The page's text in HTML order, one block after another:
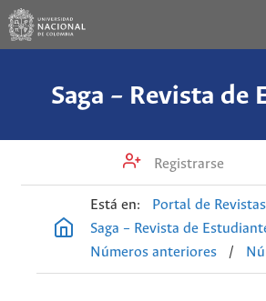
Saga – Revista
Registrarse
Está en: Portal de
Saga – Revista de
Números anteriores
/